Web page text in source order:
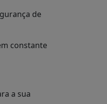
de
constante
a sua